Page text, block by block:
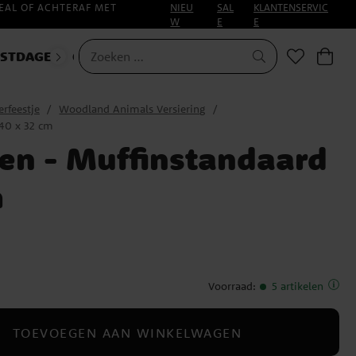
OF ACHTERAF MET
NIEU
W
SAL
E
KLANTENSERVIC
E
CARNAVAL
Woodland Animals Versiering
x 32 cm
- Muffinstandaard
Voorraad: 5 artikelen
TOEVOEGEN AAN WINKELWAGEN